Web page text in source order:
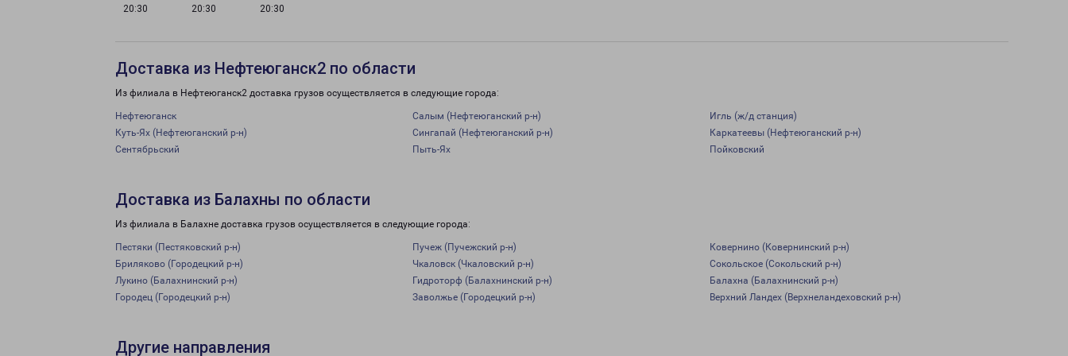
20:30 20:30 20:30
Доставка из Нефтеюганск2 по области
Из филиала в Нефтеюганск2 доставка грузов осуществляется в следующие города:
Нефтеюганск Салым (Нефтеюганский р-н)
Игль (ж/д станция)
Куть-Ях (Нефтеюганский р-н)
Сингапай (Нефтеюганский р-н)
Каркатеевы (Нефтеюганский р-н)
Сентябрьский
Пыть-Ях Пойковский
Доставка из Балахны по области
Из филиала в Балахне доставка грузов осуществляется в следующие города:
Пестяки (Пестяковский р-н) Пучеж (Пучежский р-н)
Ковернино (Ковернинский р-н)
Бриляково (Городецкий р-н)
Чкаловск (Чкаловский р-н)
Сокольское (Сокольский р-н)
Лукино (Балахнинский р-н)
Гидроторф (Балахнинский р-н)
Балахна (Балахнинский р-н)
Городец (Городецкий р-н)
Заволжье (Городецкий р-н) Верхний Ландех (Верхнеландеховский р-н)
Другие направления